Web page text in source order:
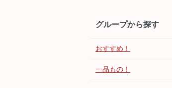
グループから探す
おすすめ！
一品もの！